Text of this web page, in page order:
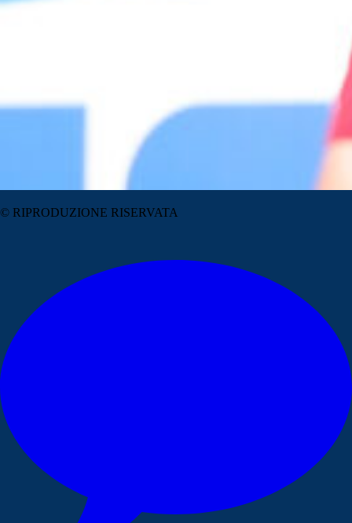
© RIPRODUZIONE RISERVATA